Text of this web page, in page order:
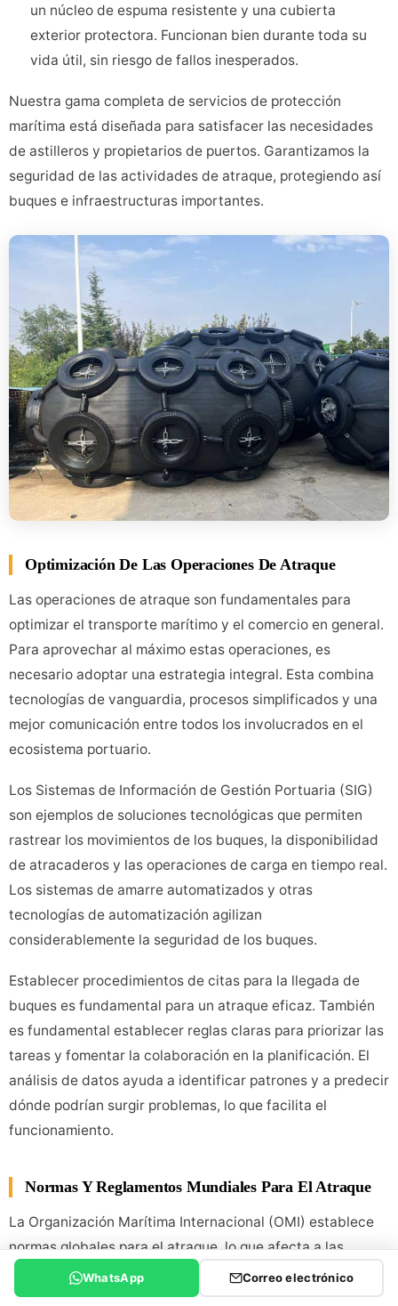
un núcleo de espuma resistente y una cubierta
exterior protectora. Funcionan bien durante toda su
vida útil, sin riesgo de fallos inesperados.
Nuestra gama completa de servicios de protección
marítima está diseñada para satisfacer las necesidades
de astilleros y propietarios de puertos. Garantizamos la
seguridad de las actividades de atraque, protegiendo así
buques e infraestructuras importantes.
Optimización De Las Operaciones De Atraque
Las operaciones de atraque son fundamentales para
optimizar el transporte marítimo y el comercio en general.
Para aprovechar al máximo estas operaciones, es
necesario adoptar una estrategia integral. Esta combina
tecnologías de vanguardia, procesos simplificados y una
mejor comunicación entre todos los involucrados en el
ecosistema portuario.
Los Sistemas de Información de Gestión Portuaria (SIG)
son ejemplos de soluciones tecnológicas que permiten
rastrear los movimientos de los buques, la disponibilidad
de atracaderos y las operaciones de carga en tiempo real.
Los sistemas de amarre automatizados y otras
tecnologías de automatización agilizan
considerablemente la seguridad de los buques.
Establecer procedimientos de citas para la llegada de
buques es fundamental para un atraque eficaz. También
es fundamental establecer reglas claras para priorizar las
tareas y fomentar la colaboración en la planificación. El
análisis de datos ayuda a identificar patrones y a predecir
dónde podrían surgir problemas, lo que facilita el
funcionamiento.
Normas Y Reglamentos Mundiales Para El Atraque
La Organización Marítima Internacional (OMI) establece
normas globales para el atraque, lo que afecta a las
normas en diferentes zonas y países. La OMI se encarga
de establecer las normas para el transporte marítimo
WhatsApp Correo electrónico